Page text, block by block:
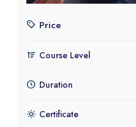
Price
Course Level
Duration
Certificate